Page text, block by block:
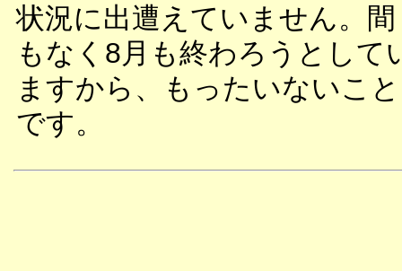
状況に出遭えていません。間
もなく8月も終わろうとして
ますから、もったいないこと
です。